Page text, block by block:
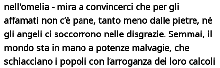
nell'omelia - mira a convincerci che per gli
affamati non c’è pane, tanto meno dalle pietre, né
gli angeli ci soccorrono nelle disgrazie. Semmai, il
mondo sta in mano a potenze malvagie, che
schiacciano i popoli con l’arroganza dei loro calcoli